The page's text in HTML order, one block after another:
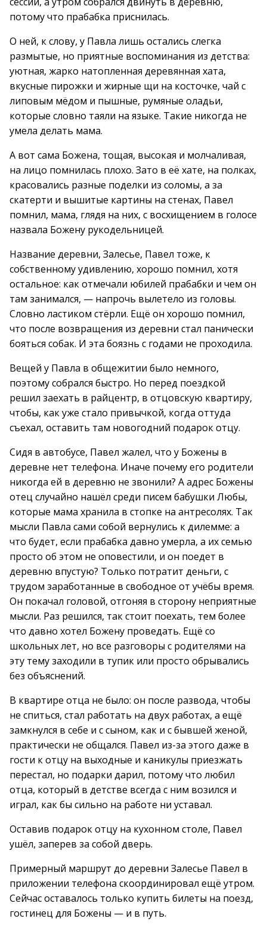
потому что прабабка приснилась.
О ней, к слову, у Павла лишь остались слегка
размытые, но приятные воспоминания из детства:
уютная, жарко натопленная деревянная хата,
вкусные пирожки и жирные щи на косточке, чай с
липовым мёдом и пышные, румяные оладьи,
которые словно таяли на языке. Такие никогда не
умела делать мама.
А вот сама Божена, тощая, высокая и молчаливая,
на лицо помнилась плохо. Зато в её хате, на полках,
красовались разные поделки из соломы, а за
скатерти и вышитые картины на стенах, Павел
помнил, мама, глядя на них, с восхищением в голосе
назвала Божену рукодельницей.
Название деревни, Залесье, Павел тоже, к
собственному удивлению, хорошо помнил, хотя
остальное: как отмечали юбилей прабабки и чем он
там занимался, — напрочь вылетело из головы.
Словно ластиком стёрли. Ещё он хорошо помнил,
что после возвращения из деревни стал панически
бояться собак. И эта боязнь с годами не проходила.
Вещей у Павла в общежитии было немного,
поэтому собрался быстро. Но перед поездкой
решил заехать в райцентр, в отцовскую квартиру,
чтобы, как уже стало привычкой, когда оттуда
съехал, оставить там новогодний подарок отцу.
Сидя в автобусе, Павел жалел, что у Божены в
деревне нет телефона. Иначе почему его родители
никогда ей в деревню не звонили? А адрес Божены
отец случайно нашёл среди писем бабушки Любы,
которые мама хранила в стопке на антресолях. Так
мысли Павла сами собой вернулись к дилемме: а
что будет, если прабабка давно умерла, а их семью
просто об этом не оповестили, и он поедет в
деревню впустую? Только потратит деньги, с
трудом заработанные в свободное от учёбы время.
Он покачал головой, отгоняя в сторону неприятные
мысли. Раз решился, так стоит поехать, тем более
что давно хотел Божену проведать. Ещё со
школьных лет, но все разговоры с родителями на
эту тему заходили в тупик или просто обрывались
без объяснений.
В квартире отца не было: он после развода, чтобы
не спиться, стал работать на двух работах, а ещё
замкнулся в себе и с сыном, как и с бывшей женой,
практически не общался. Павел из-за этого даже в
гости к отцу на выходные и каникулы приезжать
перестал, но подарки дарил, потому что любил
отца, который в детстве всегда с ним возился и
играл, как бы сильно на работе ни уставал.
Оставив подарок отцу на кухонном столе, Павел
ушёл, заперев за собой дверь.
Примерный маршрут до деревни Залесье Павел в
приложении телефона скоординировал ещё утром.
Сейчас оставалось только купить билеты на поезд,
гостинец для Божены — и в путь.